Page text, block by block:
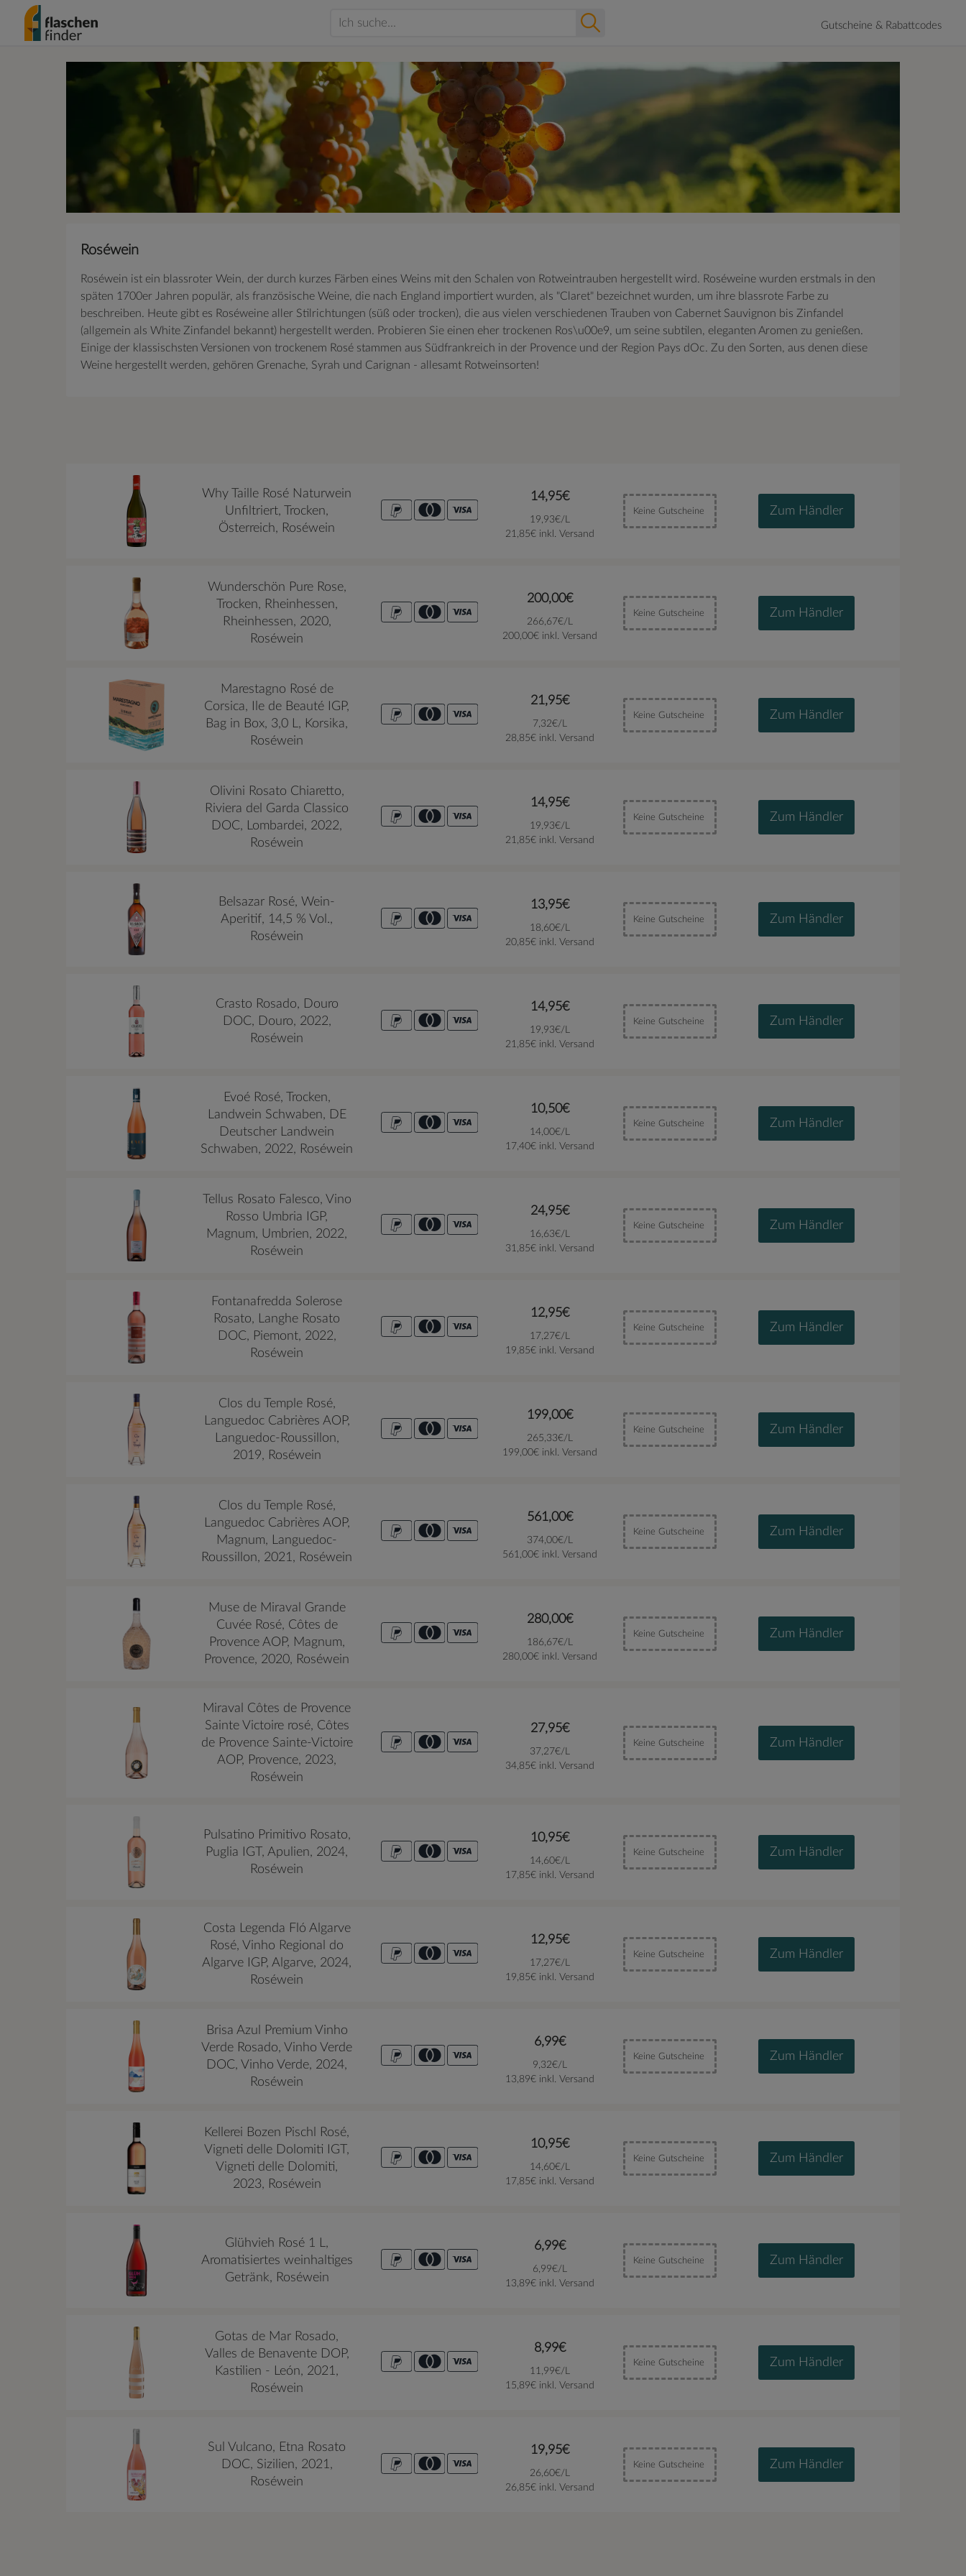
Gutscheine & Rabattcodes
Roséwein
Roséwein ist ein blassroter Wein, der durch kurzes Färben eines Weins mit den Schalen von Rotweintrauben hergestellt wird. Roséweine wurden erstmals in den
späten 1700er Jahren populär, als französische Weine, die nach England importiert wurden, als "Claret" bezeichnet wurden, um ihre blassrote Farbe zu
beschreiben. Heute gibt es Roséweine aller Stilrichtungen (süß oder trocken), die aus vielen verschiedenen Trauben von Cabernet Sauvignon bis Zinfandel
(allgemein als White Zinfandel bekannt) hergestellt werden. Probieren Sie einen eher trockenen Ros\u00e9, um seine subtilen, eleganten Aromen zu genießen.
Einige der klassischsten Versionen von trockenem Rosé stammen aus Südfrankreich in der Provence und der Region Pays dOc. Zu den Sorten, aus denen diese
Weine hergestellt werden, gehören Grenache, Syrah und Carignan - allesamt Rotweinsorten!
Why Taille Rosé Naturwein
Unfiltriert, Trocken,
Österreich, Roséwein
14,95€
19,93€/L
21,85€ inkl. Versand
Keine Gutscheine Zum Händler
Wunderschön Pure Rose,
Trocken, Rheinhessen,
Rheinhessen, 2020,
Roséwein
200,00€
266,67€/L
200,00€ inkl. Versand
Keine Gutscheine Zum Händler
Marestagno Rosé de
Corsica, Ile de Beauté IGP,
Bag in Box, 3,0 L, Korsika,
Roséwein
21,95€
7,32€/L
28,85€ inkl. Versand
Keine Gutscheine Zum Händler
Olivini Rosato Chiaretto,
Riviera del Garda Classico
DOC, Lombardei, 2022,
Roséwein
14,95€
19,93€/L
21,85€ inkl. Versand
Keine Gutscheine Zum Händler
Belsazar Rosé, Wein-
Aperitif, 14,5 % Vol.,
Roséwein
13,95€
18,60€/L
20,85€ inkl. Versand
Keine Gutscheine Zum Händler
Crasto Rosado, Douro
DOC, Douro, 2022,
Roséwein
14,95€
19,93€/L
21,85€ inkl. Versand
Keine Gutscheine Zum Händler
Evoé Rosé, Trocken,
Landwein Schwaben, DE
Deutscher Landwein
Schwaben, 2022, Roséwein
10,50€
14,00€/L
17,40€ inkl. Versand
Keine Gutscheine Zum Händler
Tellus Rosato Falesco, Vino
Rosso Umbria IGP,
Magnum, Umbrien, 2022,
Roséwein
24,95€
16,63€/L
31,85€ inkl. Versand
Keine Gutscheine Zum Händler
Fontanafredda Solerose
Rosato, Langhe Rosato
DOC, Piemont, 2022,
Roséwein
12,95€
17,27€/L
19,85€ inkl. Versand
Keine Gutscheine Zum Händler
Clos du Temple Rosé,
Languedoc Cabrières AOP,
Languedoc-Roussillon,
2019, Roséwein
199,00€
265,33€/L
199,00€ inkl. Versand
Keine Gutscheine Zum Händler
Clos du Temple Rosé,
Languedoc Cabrières AOP,
Magnum, Languedoc-
Roussillon, 2021, Roséwein
561,00€
374,00€/L
561,00€ inkl. Versand
Keine Gutscheine Zum Händler
Muse de Miraval Grande
Cuvée Rosé, Côtes de
Provence AOP, Magnum,
Provence, 2020, Roséwein
280,00€
186,67€/L
280,00€ inkl. Versand
Keine Gutscheine Zum Händler
Miraval Côtes de Provence
Sainte Victoire rosé, Côtes
de Provence Sainte-Victoire
AOP, Provence, 2023,
Roséwein
27,95€
37,27€/L
34,85€ inkl. Versand
Keine Gutscheine Zum Händler
Pulsatino Primitivo Rosato,
Puglia IGT, Apulien, 2024,
Roséwein
10,95€
14,60€/L
17,85€ inkl. Versand
Keine Gutscheine Zum Händler
Costa Legenda Fló Algarve
Rosé, Vinho Regional do
Algarve IGP, Algarve, 2024,
Roséwein
12,95€
17,27€/L
19,85€ inkl. Versand
Keine Gutscheine Zum Händler
Brisa Azul Premium Vinho
Verde Rosado, Vinho Verde
DOC, Vinho Verde, 2024,
Roséwein
6,99€
9,32€/L
13,89€ inkl. Versand
Keine Gutscheine Zum Händler
Kellerei Bozen Pischl Rosé,
Vigneti delle Dolomiti IGT,
Vigneti delle Dolomiti,
2023, Roséwein
10,95€
14,60€/L
17,85€ inkl. Versand
Keine Gutscheine Zum Händler
Glühvieh Rosé 1 L,
Aromatisiertes weinhaltiges
Getränk, Roséwein
6,99€
6,99€/L
13,89€ inkl. Versand
Keine Gutscheine Zum Händler
Gotas de Mar Rosado,
Valles de Benavente DOP,
Kastilien - León, 2021,
Roséwein
8,99€
11,99€/L
15,89€ inkl. Versand
Keine Gutscheine Zum Händler
Sul Vulcano, Etna Rosato
DOC, Sizilien, 2021,
Roséwein
19,95€
26,60€/L
26,85€ inkl. Versand
Keine Gutscheine Zum Händler